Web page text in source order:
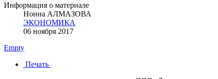
Информация о материале
Нонна АЛМАЗОВА
ЭКОНОМИКА
06 ноября 2017
Empty
Печать